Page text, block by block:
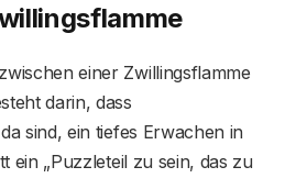
einer Zwillingsflamme
darin, dass
sind, ein tiefes Erwachen in
ein „Puzzleteil zu sein, das zu